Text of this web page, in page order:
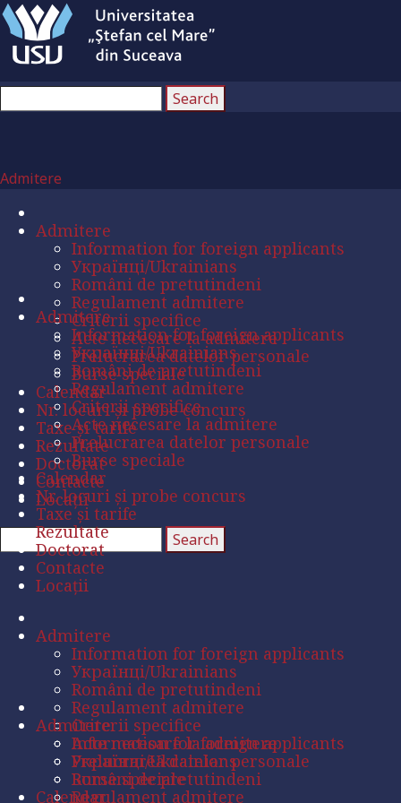
Admitere
Admitere
Information for foreign applicants
Українці/Ukrainians
Români de pretutindeni
Regulament admitere
Criterii specifice
Acte necesare la admitere
Prelucrarea datelor personale
Burse speciale
Calendar
Nr. locuri și probe concurs
Taxe și tarife
Rezultate
Doctorat
Contacte
Locații
Admitere
Information for foreign applicants
Українці/Ukrainians
Români de pretutindeni
Regulament admitere
Criterii specifice
Acte necesare la admitere
Prelucrarea datelor personale
Burse speciale
Calendar
Nr. locuri și probe concurs
Taxe și tarife
Rezultate
Doctorat
Contacte
Locații
Admitere
Information for foreign applicants
Українці/Ukrainians
Români de pretutindeni
Regulament admitere
Criterii specifice
Acte necesare la admitere
Prelucrarea datelor personale
Burse speciale
Calendar
Admitere
Information for foreign applicants
Українці/Ukrainians
Români de pretutindeni
Regulament admitere